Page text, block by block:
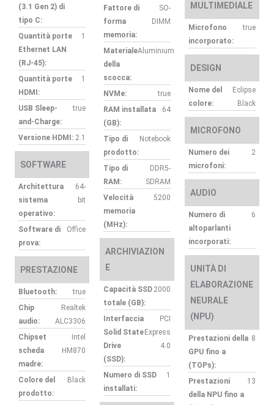
(3.1 Gen 2) di
tipo C:
Quantità porte
Ethernet LAN
(RJ-45):
1
Quantità porte
HDMI:
1
USB Sleep-
and-Charge:
true
Versione HDMI: 2.1
SOFTWARE
Architettura
sistema
operativo:
64-
bit
Software di
prova:
Office
PRESTAZIONE
Bluetooth:
true
Chip
audio:
Realtek
ALC3306
Chipset
scheda
madre:
Intel
HM870
Colore del
prodotto:
Black
Fattore di
forma
memoria:
SO-
DIMM
Materiale
della
scocca:
Aluminium
NVMe:
true
RAM installata
(GB):
64
Tipo di
prodotto:
Notebook
Tipo di
RAM:
DDR5-
SDRAM
Velocità
memoria
(MHz):
5200
ARCHIVIAZION
E
Capacità SSD
totale (GB):
2000
Interfaccia
Solid State
Drive
(SSD):
PCI
Express
4.0
Numero di SSD
installati:
1
MULTIMEDIALE
Microfono
incorporato:
true
DESIGN
Nome del
colore:
Eclipse
Black
MICROFONO
Numero dei
microfoni:
2
AUDIO
Numero di
altoparlanti
incorporati:
6
UNITÀ DI
ELABORAZIONE
NEURALE
(NPU)
Prestazioni della
GPU fino a
(TOPs):
8
Prestazioni
della NPU fino a
13